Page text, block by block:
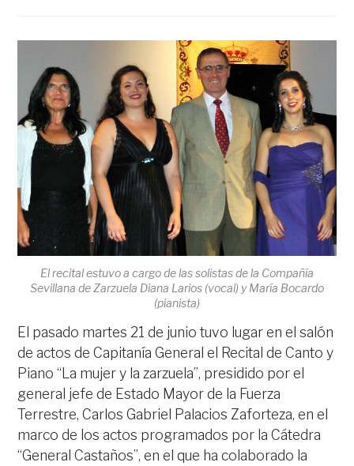
El recital estuvo a cargo de las solistas de la Compañía
Sevillana de Zarzuela Diana Larios (vocal) y María Bocardo
(pianista)
El pasado martes 21 de junio tuvo lugar en el salón
de actos de Capitanía General el Recital de Canto y
Piano “La mujer y la zarzuela”, presidido por el
general jefe de Estado Mayor de la Fuerza
Terrestre, Carlos Gabriel Palacios Zaforteza, en el
marco de los actos programados por la Cátedra
“General Castaños”, en el que ha colaborado la